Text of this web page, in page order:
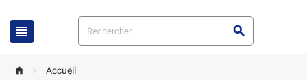
 
  Accueil